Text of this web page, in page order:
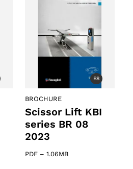
ES
BROCHURE
Scissor Lift KBI
series BR 08
2023
PDF – 1.06MB